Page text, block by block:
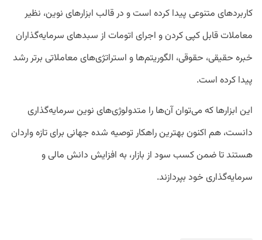
کاربردهای متنوعی پیدا کرده است و در قالب ابزارهای نوین، نظیر
معاملات قابل کپی کردن و اجرای اتومات از سبدهای سرمایه‌گذاران
خبره حقیقی، حقوقی، الگوریتم‌ها و استراتژی‌های معاملاتی برتر رشد
پیدا کرده است.
این ابزارها که می‌توان آن‌ها را متدولوژی‌های نوین سرمایه‌گذاری
دانست، هم اکنون بهترین راهکار توصیه شده جهانی برای تازه ‌واردان
هستند تا ضمن کسب سود از بازار، به افزایش دانش مالی و
سرمایه‌گذاری خود بپردازند.